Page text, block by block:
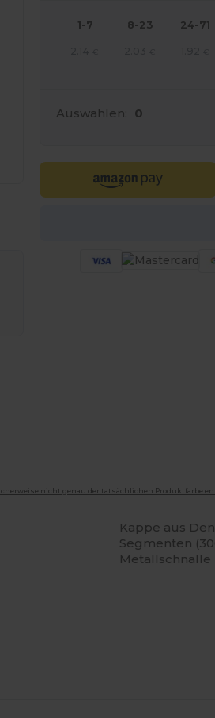
1-7 8-23 24-71
Auswahlen: 0
nicht genau der tatsächlichen Produktfarbe
Kappe aus
Segmenten
Metallschnalle